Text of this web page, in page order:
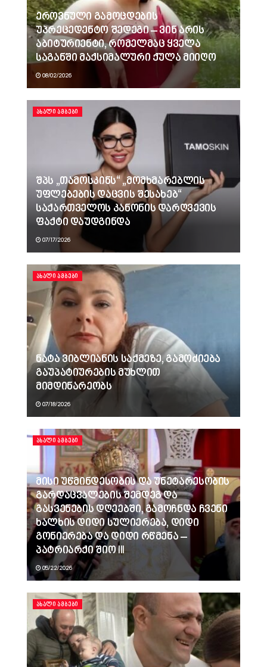
ეროვნული გამოცდების
უპრეცედენტო შედეგი – ვინ არის
აბიტურიენტი, რომელმაც ყველა
საგანში მაქსიმალური ქულა მიიღო
08/02/2026
ᲐᲮᲐᲚᲘ ᲐᲛᲑᲔᲑᲘ
შპს „თამოსკინს“ „მომხმარებლის
უფლებების დაცვის შესახებ“
საქართველოს კანონის დარღვევის
ფაქტი დაუდგინდა
07/17/2026
ᲐᲮᲐᲚᲘ ᲐᲛᲑᲔᲑᲘ
ნატა ვიბლიანის საქმეზე, გამოძიება
გაუპატიურების მუხლით
მიმდინარეობს
07/18/2026
ᲐᲮᲐᲚᲘ ᲐᲛᲑᲔᲑᲘ
მისი უწმინდესობის და უნეტარესობის
გარდაცვალების შემდეგ და
გასვენების დღეებში, გამოჩნდა ჩვენი
ხალხის დიდი სულიერება, დიდი
გონიერება და დიდი რწმენა –
პატრიარქი შიო III
05/22/2026
ᲐᲮᲐᲚᲘ ᲐᲛᲑᲔᲑᲘ